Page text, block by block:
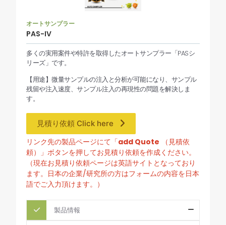
オートサンプラー
PAS-IV
多くの実用案件や特許を取得したオートサンプラー「PASシ
リーズ」です。
【用途】微量サンプルの注入と分析が可能になり、サンプル
残留や注入速度、サンプル注入の再現性の問題を解決しま
す。
見積り依頼 Click here
リンク先の製品ページにて「add Quote （見積依
頼）」ボタンを押してお見積り依頼を作成ください。
（現在お見積り依頼ページは英語サイトとなっており
ます。日本の企業/研究所の方はフォームの内容を日本
語でご入力頂けます。）
製品情報